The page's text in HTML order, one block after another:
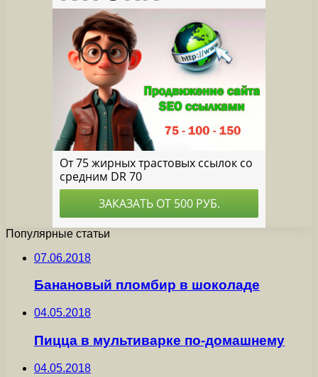
Популярные статьи
07.06.2018
Банановый пломбир в шоколаде
04.05.2018
Пицца в мультиварке по-домашнему
04.05.2018